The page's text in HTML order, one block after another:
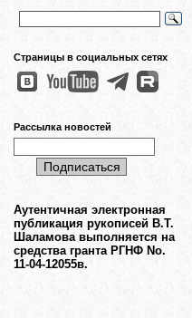
Страницы в социальных сетях
Рассылка новостей
Аутентичная электронная
публикация рукописей В.Т.
Шаламова выполняется на
средства гранта РГНФ No.
11-04-12055в.